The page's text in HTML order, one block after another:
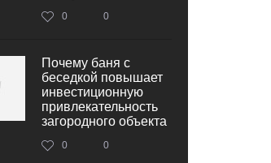
0 0
Почему баня с
беседкой повышает
инвестиционную
привлекательность
загородного объекта
0 0